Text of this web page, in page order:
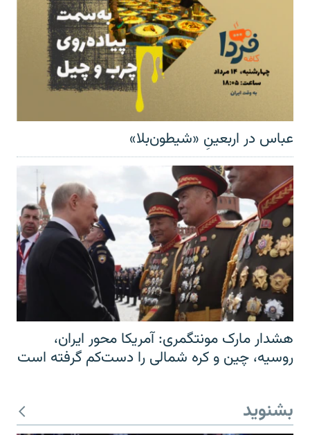
عباس در اربعینِ «شیطون‌بلا»
هشدار مارک مونتگمری: آمریکا محور ایران،
روسیه، چین و کره شمالی را دست‌کم گرفته است
بشنوید